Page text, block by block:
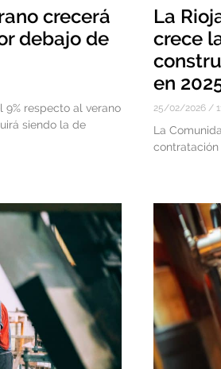
crecerá
debajo de
9% respecto al verano
siendo la de
La
crece
en
25/02/2026
La
contratación